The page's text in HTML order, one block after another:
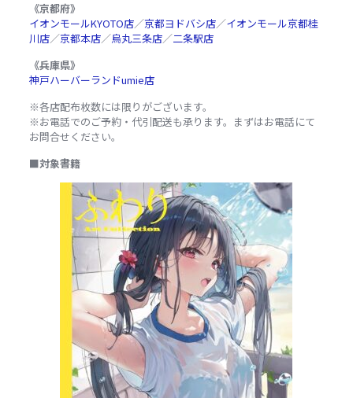
《京都府》
イオンモールKYOTO店／京都ヨドバシ店／イオンモール京都桂
川店／京都本店／烏丸三条店／二条駅店
《兵庫県》
神戸ハーバーランドumie店
※各店配布枚数には限りがございます。
※お電話でのご予約・代引配送も承ります。まずはお電話にて
お問合せください。
■対象書籍